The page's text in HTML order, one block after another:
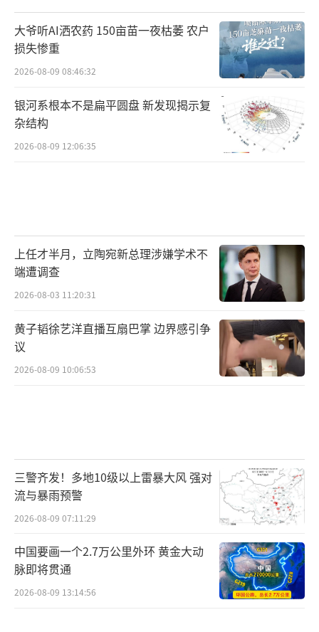
大爷听AI洒农药 150亩苗一夜枯萎 农户
损失惨重
2026-08-09 08:46:32
银河系根本不是扁平圆盘 新发现揭示复
杂结构
2026-08-09 12:06:35
上任才半月，立陶宛新总理涉嫌学术不
端遭调查
2026-08-03 11:20:31
黄子韬徐艺洋直播互扇巴掌 边界感引争
议
2026-08-09 10:06:53
三警齐发！多地10级以上雷暴大风 强对
流与暴雨预警
2026-08-09 07:11:29
中国要画一个2.7万公里外环 黄金大动
脉即将贯通
2026-08-09 13:14:56